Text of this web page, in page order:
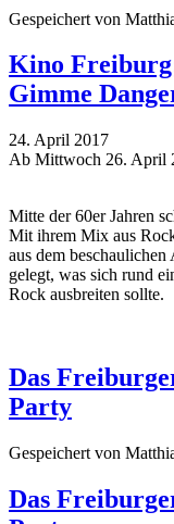
Gespeichert von
Kino
Gimme
24. April 2017
Ab Mittwoch 26. April
Mitte der 60er Jahren
Mit ihrem Mix aus
aus dem
gelegt, was sich rund
Rock ausbreiten sollte.
Das
Party
Gespeichert von
Das